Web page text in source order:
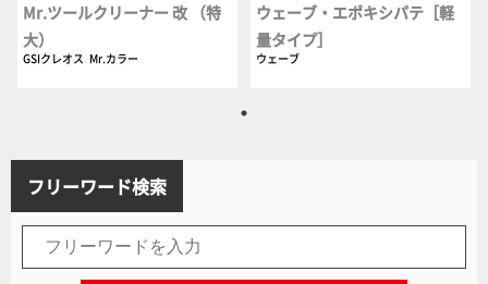
Mr.ツールクリーナー 改 （特
大）
GSIクレオス Mr.カラー
ウェーブ・エポキシパテ［軽
量タイプ］
ウェーブ
フリーワード検索